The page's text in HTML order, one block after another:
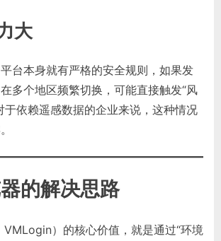
大
台本身就有严格的安全规则，如果发
多个地区频繁切换，可能直接触发“风
于依赖遥感数据的企业来说，这种情况
的解决思路
VMLogin）的核心价值，就是通过“环境